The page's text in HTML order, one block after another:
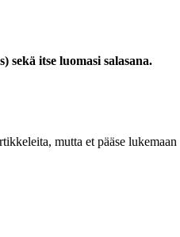
itse luomasi salasana.
mutta et pääse